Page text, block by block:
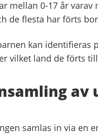
mellan 0-17 år varav
de flesta har förts
kan identifieras
vilket land de förts
av
samlas in via en